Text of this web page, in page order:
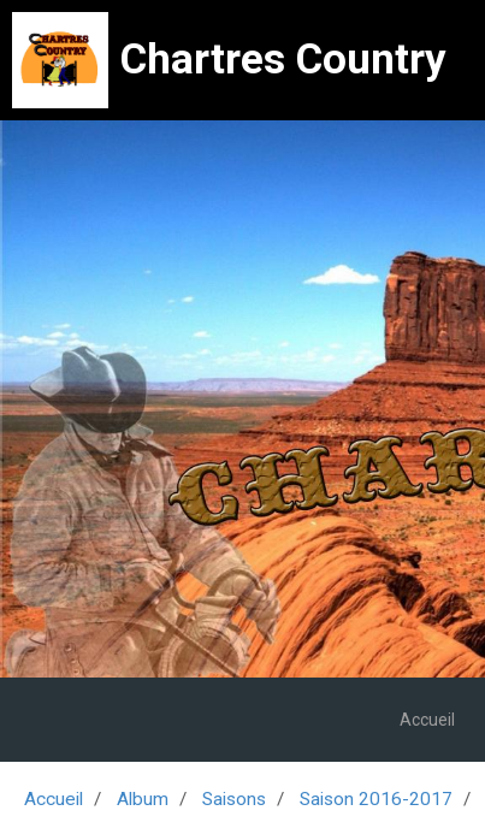
Chartres Country
Accueil
Accueil Album Saisons Saison 2016-2017